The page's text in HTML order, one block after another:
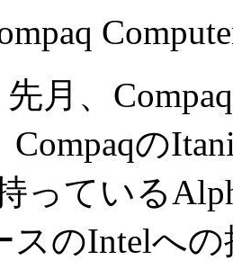
月、
の
っている
スのIntelへ